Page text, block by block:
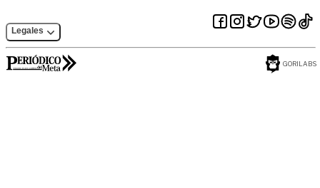
Legales
GORILABS